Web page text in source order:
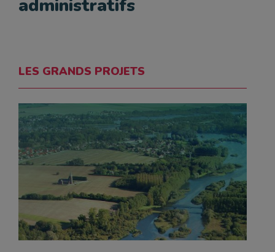
administratifs
LES GRANDS PROJETS